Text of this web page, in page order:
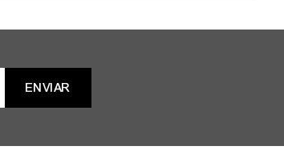
ENVIAR